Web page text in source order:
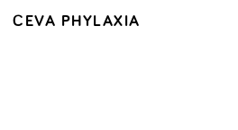
CEVA PHYLAXIA